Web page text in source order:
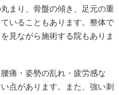
まり、骨盤の傾き、足元の重
いることもあります。整体で
見ながら施術する院もありま
痛・姿勢の乱れ・疲労感な
点があります。また、強い刺